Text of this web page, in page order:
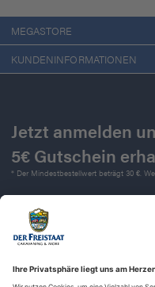
MEGASTORE
KUNDENINFORMATIONEN
Jetzt anmelden
5€ Gutschein
* Der Mindestbestellwert beträgt 30 €.